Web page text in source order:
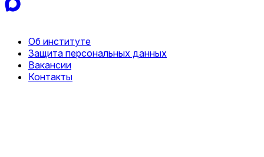
Об институте
Защита персональных данных
Вакансии
Контакты